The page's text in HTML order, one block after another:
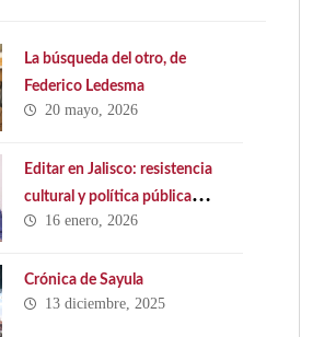
La búsqueda del otro, de
Federico Ledesma
20 mayo, 2026
Editar en Jalisco: resistencia
cultural y política pública
ausente. Hacia una Ley Estatal
16 enero, 2026
Crónica de Sayula
13 diciembre, 2025